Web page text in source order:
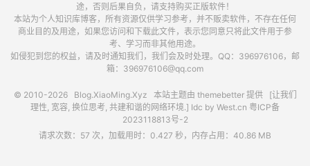
途，否则后果自负，请支持购买正版软件！
本站为个人知识库博客，所有资源仅供学习参考，并不贩卖软件，不存在任何
商业目的及用途，如果您访问和下载此文件，表示您同意只将此文件用于参
考、学习而非其他用途。
如侵犯到您的权益，请及时通知我们，我们会及时处理。QQ：396976106，邮
箱：396976106@qq.com
© 2010-2026 Blog.XiaoMing.Xyz 本站主题由 themebetter提供 [让我们
理性, 宽容, 换位思考, 共建和谐的网络环境.] Idc by West.cn 粤ICP备
2023118813号-2
请求次数：57 次，加载用时：0.427 秒，内存占用：40.86 MB